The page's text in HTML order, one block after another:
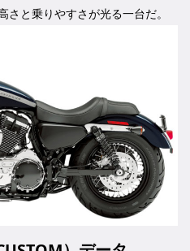
と乗りやすさが光る一台だ。